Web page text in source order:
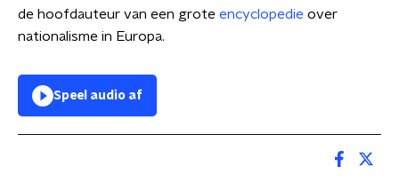
de hoofdauteur van een grote encyclopedie over
nationalisme in Europa.
Speel audio af